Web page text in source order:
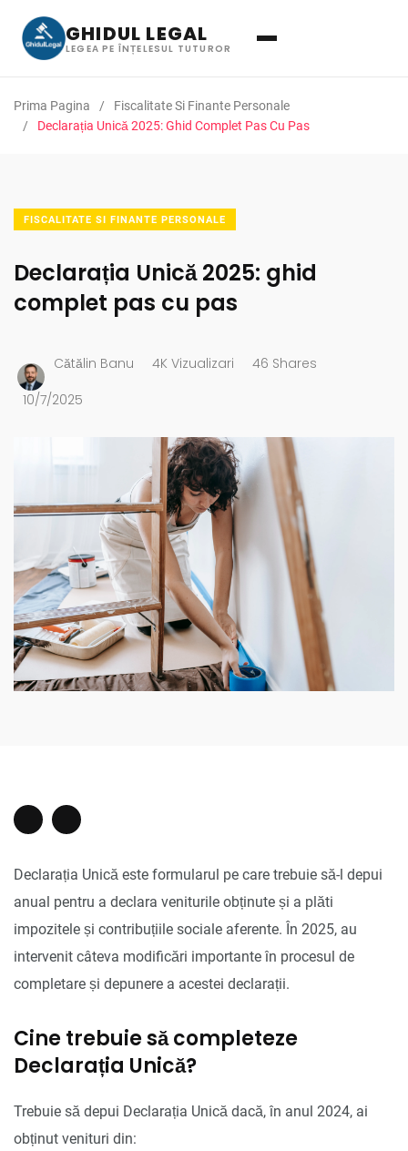
GHIDUL LEGAL
LEGEA PE ÎNȚELESUL TUTUROR
Prima Pagina
Fiscalitate Si Finante Personale
Declarația Unică 2025: Ghid Complet Pas Cu Pas
FISCALITATE SI FINANTE PERSONALE
Declarația Unică 2025: ghid
complet pas cu pas
Cătălin Banu 4K Vizualizari 46 Shares
10/7/2025
Declarația Unică este formularul pe care trebuie să-l depui
anual pentru a declara veniturile obținute și a plăti
impozitele și contribuțiile sociale aferente. În 2025, au
intervenit câteva modificări importante în procesul de
completare și depunere a acestei declarații.
Cine trebuie să completeze
Declarația Unică?
Trebuie să depui Declarația Unică dacă, în anul 2024, ai
obținut venituri din: